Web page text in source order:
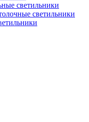
светильники
светильники